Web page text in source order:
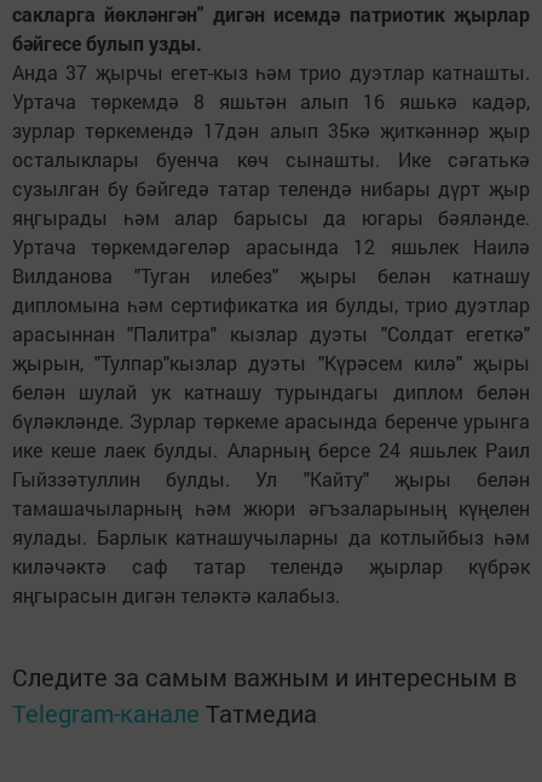
сакларга йөкләнгән" дигән исемдә патриотик җырлар
бәйгесе булып узды.
Анда 37 җырчы егет-кыз һәм трио дуэтлар катнашты.
Уртача төркемдә 8 яшьтән алып 16 яшькә кадәр,
зурлар төркемендә 17дән алып 35кә җиткәннәр җыр
осталыклары буенча көч сынашты. Ике сәгатькә
сузылган бу бәйгедә татар телендә нибары дүрт җыр
яңгырады һәм алар барысы да югары бәяләнде.
Уртача төркемдәгеләр арасында 12 яшьлек Наилә
Вилданова "Туган илебез" җыры белән катнашу
дипломына һәм сертификатка ия булды, трио дуэтлар
арасыннан "Палитра" кызлар дуэты "Солдат егеткә"
җырын, "Тулпар"кызлар дуэты "Күрәсем килә" җыры
белән шулай ук катнашу турындагы диплом белән
бүләкләнде. Зурлар төркеме арасында беренче урынга
ике кеше лаек булды. Аларның берсе 24 яшьлек Раил
Гыйззәтуллин булды. Ул "Кайту" җыры белән
тамашачыларның һәм жюри әгъзаларының күңелен
яулады. Барлык катнашучыларны да котлыйбыз һәм
киләчәктә саф татар телендә җырлар күбрәк
яңгырасын дигән теләктә калабыз.
Следите за самым важным и интересным в
Telegram-канале Татмедиа